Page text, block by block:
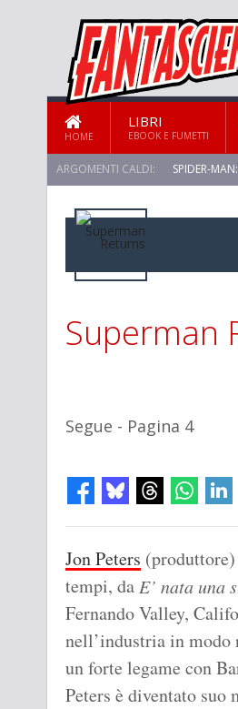
HOME
LIBRI
EBOOK E FUMETTI
ARGOMENTI CALDI: SPIDER-
STAR TREK: STRANGE NEW WORLDS
Superman
Segue - Pagina 4
Jon Peters
tempi, daE’ nata una
Fernando Valley,
nell’industria in modo
un forte legame con
Peters è diventato suo